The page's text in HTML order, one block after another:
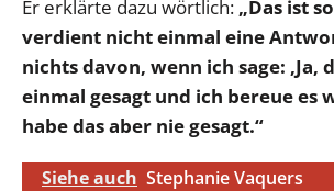
Er erklärte dazu wörtlich: „Das ist
verdient nicht einmal eine
nichts davon, wenn ich sage: ‚Ja,
einmal gesagt und ich bereue es
habe das aber nie gesagt.“
Siehe auch Stephanie Vaquers